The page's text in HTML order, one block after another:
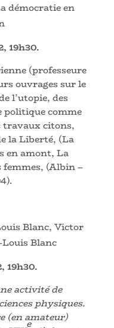
démocratie en
19h30.
(professeure
ouvrages sur le
l’utopie, des
politique comme
travaux citons,
la Liberté, (La
en amont, La
femmes, (Albin –
Blanc, Victor
Blanc
19h30.
activité de
physiques.
(en amateur)
e